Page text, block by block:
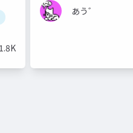
replication
ずっとノーツ hcl digital
テクてく
1.8K
あう゛